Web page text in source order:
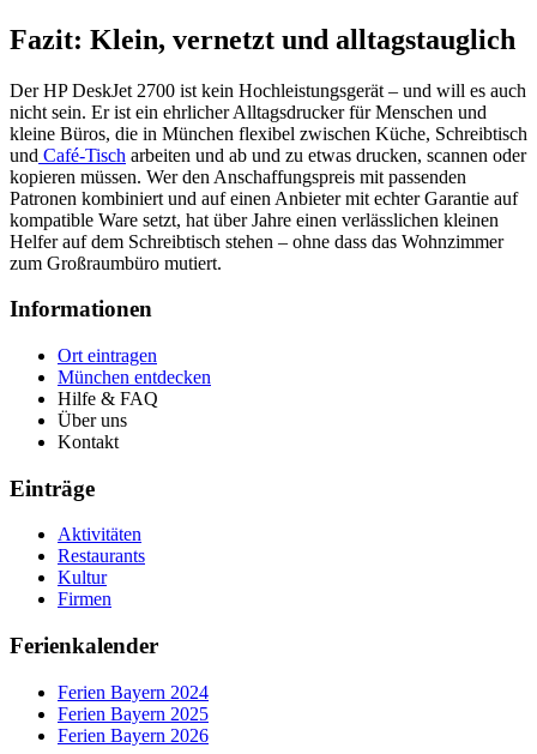
Fazit: Klein, vernetzt und alltagstauglich
Der HP DeskJet 2700 ist kein Hochleistungsgerät – und will es auch
nicht sein. Er ist ein ehrlicher Alltagsdrucker für Menschen und
kleine Büros, die in München flexibel zwischen Küche, Schreibtisch
und Café-Tisch arbeiten und ab und zu etwas drucken, scannen oder
kopieren müssen. Wer den Anschaffungspreis mit passenden
Patronen kombiniert und auf einen Anbieter mit echter Garantie auf
kompatible Ware setzt, hat über Jahre einen verlässlichen kleinen
Helfer auf dem Schreibtisch stehen – ohne dass das Wohnzimmer
zum Großraumbüro mutiert.
Informationen
Ort eintragen
München entdecken
Hilfe & FAQ
Über uns
Kontakt
Einträge
Aktivitäten
Restaurants
Kultur
Firmen
Ferienkalender
Ferien Bayern 2024
Ferien Bayern 2025
Ferien Bayern 2026